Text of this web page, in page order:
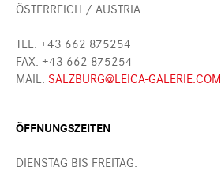
ÖSTERREICH / AUSTRIA
TEL. +43 662 875254
FAX. +43 662 875254
MAIL. SALZBURG@LEICA-GALERIE.COM
ÖFFNUNGSZEITEN
DIENSTAG BIS FREITAG: